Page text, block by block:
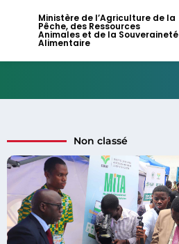
Ministère de l’Agriculture de la
Pêche, des Ressources
Animales et de la Souveraineté
Alimentaire
Non classé